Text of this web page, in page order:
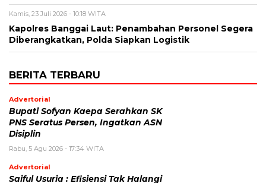
Kamis, 23 Juli 2026 - 10:18 WITA
Kapolres Banggai Laut: Penambahan Personel Segera
Diberangkatkan, Polda Siapkan Logistik
BERITA TERBARU
Advertorial
Bupati Sofyan Kaepa Serahkan SK
PNS Seratus Persen, Ingatkan ASN
Disiplin
Rabu, 5 Agu 2026 - 17:34 WITA
Advertorial
Saiful Usuria : Efisiensi Tak Halangi